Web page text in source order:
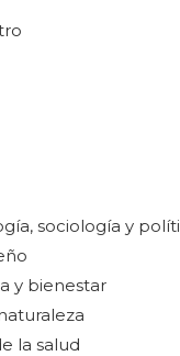
sociología y
y bienestar
la salud